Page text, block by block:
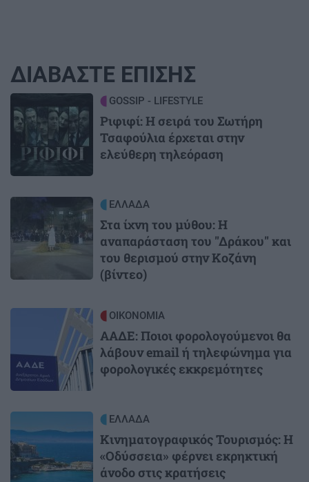
ΔΙΑΒΑΣΤΕ ΕΠΙΣΗΣ
GOSSIP - LIFESTYLE
Ριφιφί: Η σειρά του Σωτήρη
Τσαφούλια έρχεται στην
ελεύθερη τηλεόραση
ΕΛΛΑΔΑ
Στα ίχνη του μύθου: Η
αναπαράσταση του "Δράκου" και
του θερισμού στην Κοζάνη
(βίντεο)
ΟΙΚΟΝΟΜΙΑ
ΑΑΔΕ: Ποιοι φορολογούμενοι θα
λάβουν email ή τηλεφώνημα για
φορολογικές εκκρεμότητες
ΕΛΛΑΔΑ
Κινηματογραφικός Τουρισμός: Η
«Οδύσσεια» φέρνει εκρηκτική
άνοδο στις κρατήσεις